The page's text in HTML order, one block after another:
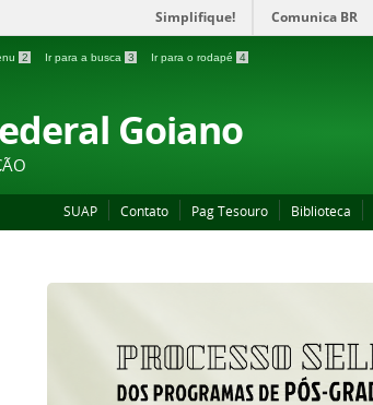
Simplifique! Comunica BR
2 Ir para a busca 3 Ir para o rodapé 4
Goiano
SUAP Contato Pag Tesouro Biblioteca